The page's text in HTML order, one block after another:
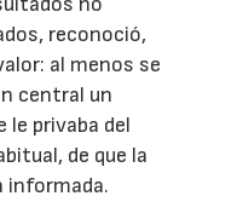
reconoció,
al menos se
central un
le privaba del
de que la
informada.